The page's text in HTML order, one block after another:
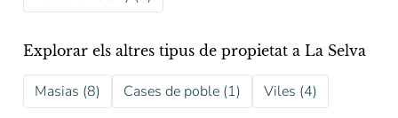
Explorar els altres tipus de propietat a La Selva
Masias (8) Cases de poble (1) Viles (4)